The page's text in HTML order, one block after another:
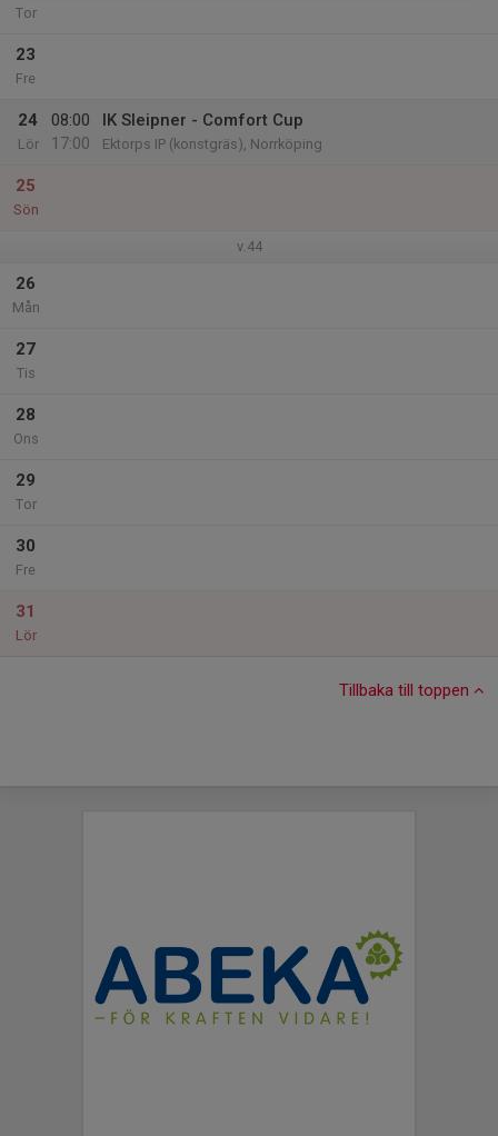
Tor
23
Fre
24
Lör
08:00
17:00
IK Sleipner - Comfort Cup
Ektorps IP (konstgräs), Norrköping
25
Sön
v.44
26
Mån
27
Tis
28
Ons
29
Tor
30
Fre
31
Lör
Tillbaka till toppen